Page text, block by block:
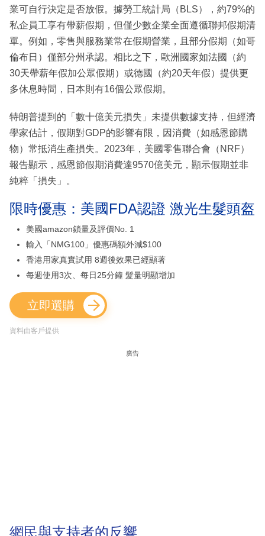
業可自行決定是否放假。據勞工統計局（BLS），約79%的
私企員工享有帶薪假期，但僅少數企業全面遵循聯邦假期清
單。例如，零售與服務業常在假期營業，且部分假期（如哥
倫布日）僅部分州承認。相比之下，歐洲國家如法國（約
30天帶薪年假加公眾假期）或德國（約20天年假）提供更
多休息時間，日本則有16個公眾假期。
特朗普提到的「數十億美元損失」未提供數據支持，但經濟
學家估計，假期對GDP的影響有限，因消費（如感恩節購
物）常抵消生產損失。2023年，美國零售聯合會（NRF）
報告顯示，感恩節假期消費達9570億美元，顯示假期並非
純粹「損失」。
限時優惠：美國FDA認證 激光生髮頭盔
美國amazon鎖量及評價No. 1
輸入「NMG100」優惠碼額外減$100
香港用家真實試用 8週後效果已經顯著
每週使用3次、每日25分鐘 髮量明顯增加
立即選購
資料由客戶提供
廣告
網民與支持者的反響